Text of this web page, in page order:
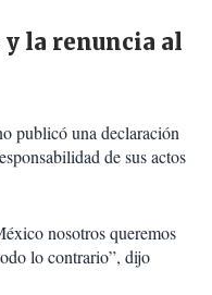
y la renuncia al
publicó una declaración
de sus actos
nosotros queremos
lo contrario”, dijo